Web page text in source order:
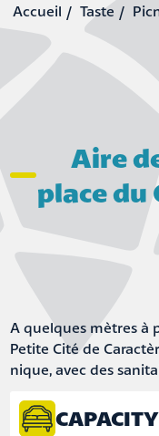
Taste
Aire
place du
A quelques mètres à
Petite Cité de
nique, avec des
CAPACITY